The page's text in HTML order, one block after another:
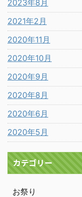
2023年8月
2021年2月
2020年11月
2020年10月
2020年9月
2020年8月
2020年6月
2020年5月
カテゴリー
お祭り